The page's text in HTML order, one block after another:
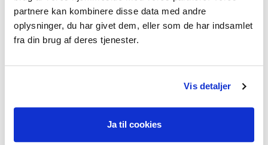
partnere kan kombinere disse data med andre
oplysninger, du har givet dem, eller som de har indsamlet
fra din brug af deres tjenester.
Vis detaljer
Ja til cookies
Mistrivsel hos børn og unge,
Livskriser, Stress,
Lavt selvværd
Jeg praktiserer følgende